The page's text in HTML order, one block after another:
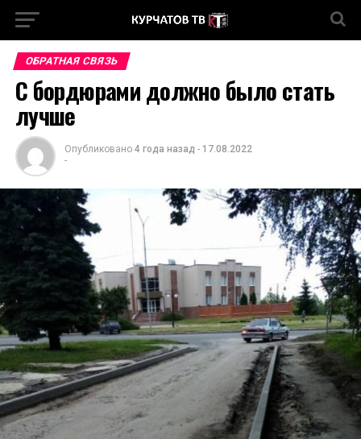
ОБРАТНАЯ СВЯЗЬ
С бордюрами должно было стать
лучше
Опубликовано 4 года назад - 17.08.2022
-